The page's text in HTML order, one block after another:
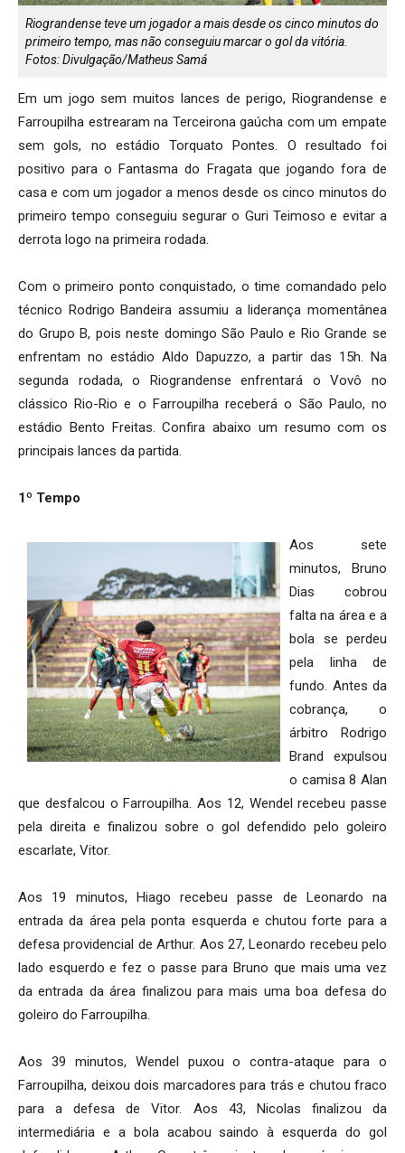
Riograndense teve um jogador a mais desde os cinco minutos do
primeiro tempo, mas não conseguiu marcar o gol da vitória.
Fotos: Divulgação/Matheus Samá
Em um jogo sem muitos lances de perigo, Riograndense e
Farroupilha estrearam na Terceirona gaúcha com um empate
sem gols, no estádio Torquato Pontes. O resultado foi
positivo para o Fantasma do Fragata que jogando fora de
casa e com um jogador a menos desde os cinco minutos do
primeiro tempo conseguiu segurar o Guri Teimoso e evitar a
derrota logo na primeira rodada.
Com o primeiro ponto conquistado, o time comandado pelo
técnico Rodrigo Bandeira assumiu a liderança momentânea
do Grupo B, pois neste domingo São Paulo e Rio Grande se
enfrentam no estádio Aldo Dapuzzo, a partir das 15h. Na
segunda rodada, o Riograndense enfrentará o Vovô no
clássico Rio-Rio e o Farroupilha receberá o São Paulo, no
estádio Bento Freitas. Confira abaixo um resumo com os
principais lances da partida.
1º Tempo
Aos sete
minutos, Bruno
Dias cobrou
falta na área e a
bola se perdeu
pela linha de
fundo. Antes da
cobrança, o
árbitro Rodrigo
Brand expulsou
o camisa 8 Alan
que desfalcou o Farroupilha. Aos 12, Wendel recebeu passe
pela direita e finalizou sobre o gol defendido pelo goleiro
escarlate, Vitor.
Aos 19 minutos, Hiago recebeu passe de Leonardo na
entrada da área pela ponta esquerda e chutou forte para a
defesa providencial de Arthur. Aos 27, Leonardo recebeu pelo
lado esquerdo e fez o passe para Bruno que mais uma vez
da entrada da área finalizou para mais uma boa defesa do
goleiro do Farroupilha.
Aos 39 minutos, Wendel puxou o contra-ataque para o
Farroupilha, deixou dois marcadores para trás e chutou fraco
para a defesa de Vitor. Aos 43, Nicolas finalizou da
intermediária e a bola acabou saindo à esquerda do gol